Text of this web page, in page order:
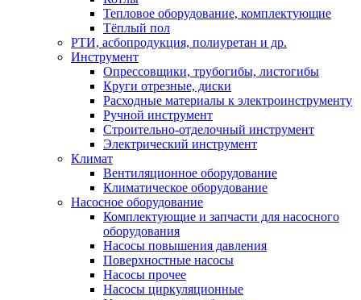
Тепловое оборудование, комплектующие
Тёплый пол
РТИ, асбопродукция, полиуретан и др.
Инструмент
Опрессовщики, трубогибы, листогибы
Круги отрезные, диски
Расходные материалы к электроинструменту
Ручной инструмент
Строительно-отделочный инструмент
Электрический инструмент
Климат
Вентиляционное оборудование
Климатическое оборудование
Насосное оборудование
Комплектующие и запчасти для насосного
оборудования
Насосы повышения давления
Поверхностные насосы
Насосы прочее
Насосы циркуляционные